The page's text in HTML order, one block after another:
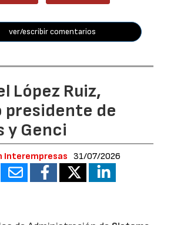
ver/escribir comentarios
López Ruiz,
presidente de
y Genci
Interempresas 31/07/2026